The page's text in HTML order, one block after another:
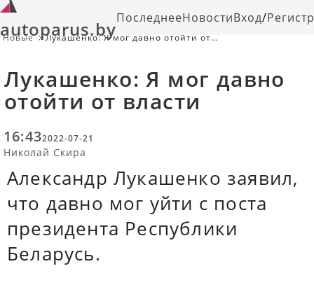
autoparus.byПоследнееНовостиВход/
Новые
Лукашенко: Я мог давно отойти от
Лукашенко: Я мог давно
отойти от власти
16:432022-07-21
Николай Скира
Александр Лукашенко заявил,
что давно мог уйти с поста
президента Республики
Беларусь.